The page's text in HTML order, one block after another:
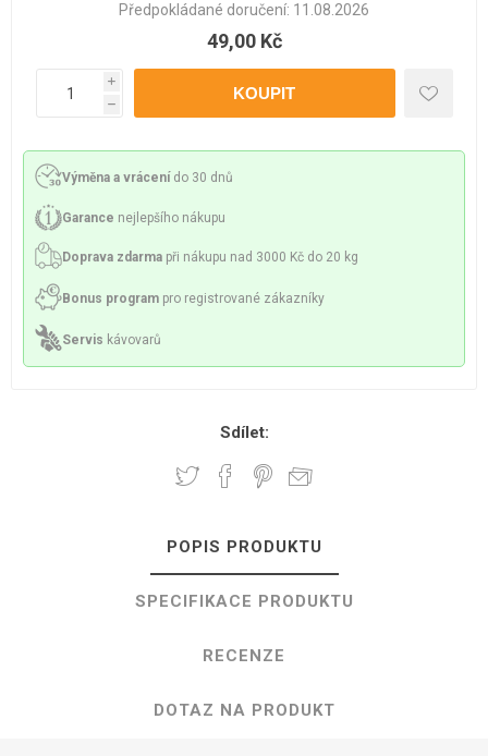
Předpokládané doručení: 11.08.2026
49,00 Kč
i
h
Výměna a vrácení do 30 dnů
Garance nejlepšího nákupu
Doprava zdarma při nákupu nad 3000 Kč do 20 kg
Bonus program pro registrované zákazníky
Servis kávovarů
Sdílet:
POPIS PRODUKTU
SPECIFIKACE PRODUKTU
RECENZE
DOTAZ NA PRODUKT